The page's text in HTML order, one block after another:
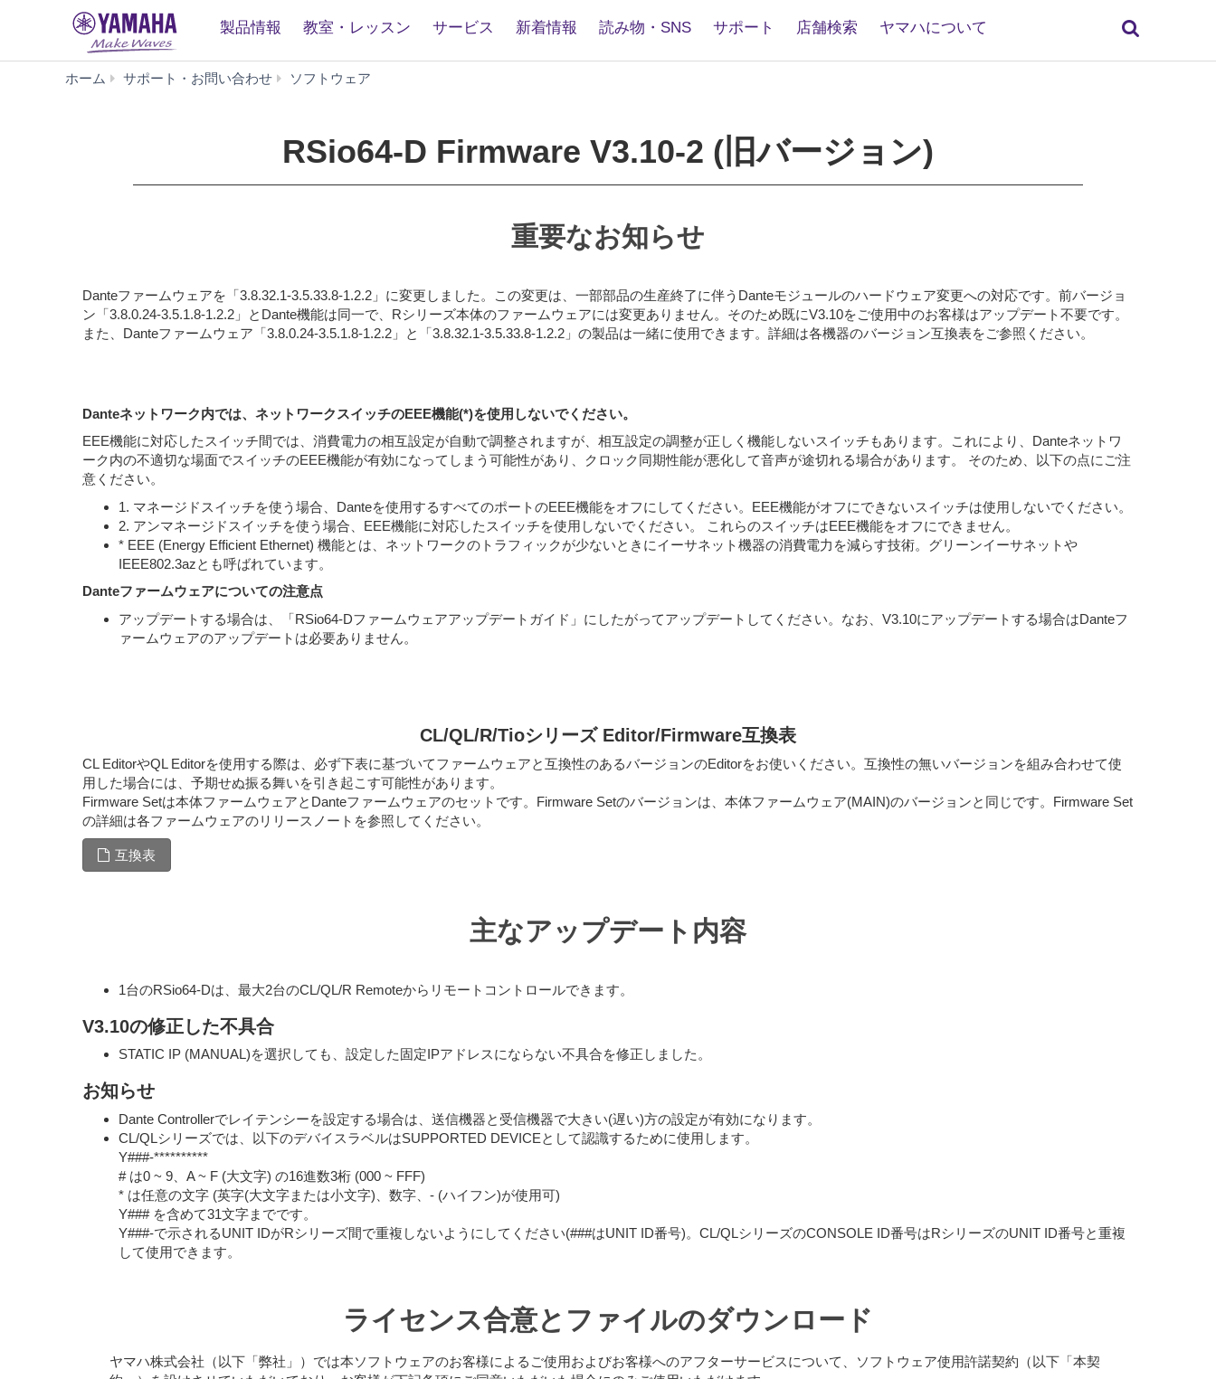
製品情報 教室・レッスン サービス 新着情報 読み物・SNS サポート 店舗検索 ヤマハについて
ホーム サポート・お問い合わせ ソフトウェア
2
RSio64-D Firmware V3.10-2 (旧バージョン)
重要なお知らせ
Danteファームウェアを「3.8.32.1-3.5.33.8-1.2.2」に変更しました。この変更は、一部部品の生産終了に伴うDanteモジュールのハードウェア変更への対応です。前バージョ
ン「3.8.0.24-3.5.1.8-1.2.2」とDante機能は同一で、Rシリーズ本体のファームウェアには変更ありません。そのため既にV3.10をご使用中のお客様はアップデート不要です。
また、Danteファームウェア「3.8.0.24-3.5.1.8-1.2.2」と「3.8.32.1-3.5.33.8-1.2.2」の製品は一緒に使用できます。詳細は各機器のバージョン互換表をご参照ください。
Danteネットワーク内では、ネットワークスイッチのEEE機能(*)を使用しないでください。
EEE機能に対応したスイッチ間では、消費電力の相互設定が自動で調整されますが、相互設定の調整が正しく機能しないスイッチもあります。これにより、Danteネットワ
ーク内の不適切な場面でスイッチのEEE機能が有効になってしまう可能性があり、クロック同期性能が悪化して音声が途切れる場合があります。 そのため、以下の点にご注
意ください。
1. マネージドスイッチを使う場合、Danteを使用するすべてのポートのEEE機能をオフにしてください。EEE機能がオフにできないスイッチは使用しないでください。
2. アンマネージドスイッチを使う場合、EEE機能に対応したスイッチを使用しないでください。 これらのスイッチはEEE機能をオフにできません。
* EEE (Energy Efficient Ethernet) 機能とは、ネットワークのトラフィックが少ないときにイーサネット機器の消費電力を減らす技術。グリーンイーサネットや
IEEE802.3azとも呼ばれています。
Danteファームウェアについての注意点
アップデートする場合は、「RSio64-Dファームウェアアップデートガイド」にしたがってアップデートしてください。なお、V3.10にアップデートする場合はDanteフ
ァームウェアのアップデートは必要ありません。
CL/QL/R/Tioシリーズ Editor/Firmware互換表
CL EditorやQL Editorを使用する際は、必ず下表に基づいてファームウェアと互換性のあるバージョンのEditorをお使いください。互換性の無いバージョンを組み合わせて使
用した場合には、予期せぬ振る舞いを引き起こす可能性があります。
Firmware Setは本体ファームウェアとDanteファームウェアのセットです。Firmware Setのバージョンは、本体ファームウェア(MAIN)のバージョンと同じです。Firmware Set
の詳細は各ファームウェアのリリースノートを参照してください。
互換表
主なアップデート内容
1台のRSio64-Dは、最大2台のCL/QL/R Remoteからリモートコントロールできます。
V3.10の修正した不具合
STATIC IP (MANUAL)を選択しても、設定した固定IPアドレスにならない不具合を修正しました。
お知らせ
Dante Controllerでレイテンシーを設定する場合は、送信機器と受信機器で大きい(遅い)方の設定が有効になります。
CL/QLシリーズでは、以下のデバイスラベルはSUPPORTED DEVICEとして認識するために使用します。
Y###-**********
# は0 ~ 9、A ~ F (大文字) の16進数3桁 (000 ~ FFF)
* は任意の文字 (英字(大文字または小文字)、数字、- (ハイフン)が使用可)
Y### を含めて31文字までです。
Y###-で示されるUNIT IDがRシリーズ間で重複しないようにしてください(###はUNIT ID番号)。CL/QLシリーズのCONSOLE ID番号はRシリーズのUNIT ID番号と重複
して使用できます。
ライセンス合意とファイルのダウンロード
ヤマハ株式会社（以下「弊社」）では本ソフトウェアのお客様によるご使用およびお客様へのアフターサービスについて、ソフトウェア使用許諾契約（以下「本契